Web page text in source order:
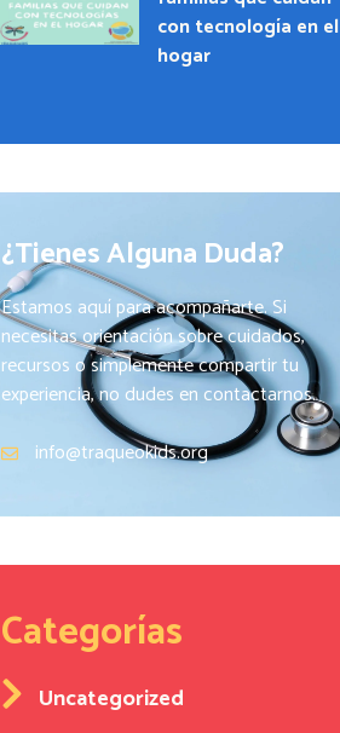
con tecnología en el
hogar
¿Tienes Alguna Duda?
Estamos aquí para acompañarte. Si
necesitas orientación sobre cuidados,
recursos o simplemente compartir tu
experiencia, no dudes en contactarnos.
info@traqueokids.org
Categorías
Uncategorized